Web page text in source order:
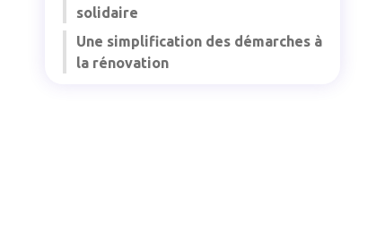
solidaire
Une simplification des démarches à
la rénovation